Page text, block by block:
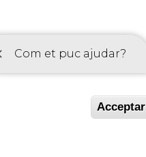
Acceptar